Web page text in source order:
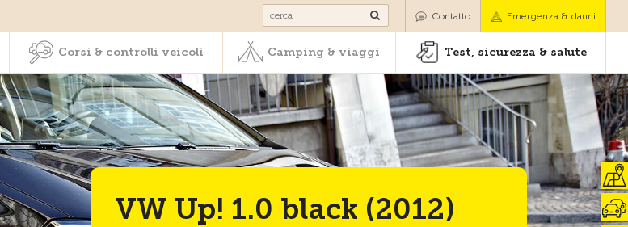
Corsi & controlli veicoli Camping & viaggi Test, sicurezza & salute
Contatto Emergenza & danni
Corsi & controlli veicoli Camping & viaggi Test, sicurezza & salute
VW Up! 1.0 black (2012)